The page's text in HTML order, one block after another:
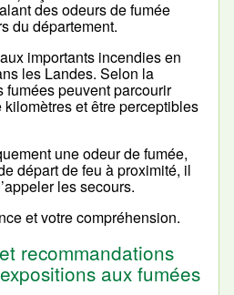
des odeurs de fumée
du département.
importants incendies en
les Landes. Selon la
fumées peuvent parcourir
et être perceptibles
une odeur de fumée,
départ de feu à proximité, il
les secours.
et votre compréhension.
recommandations
aux fumées